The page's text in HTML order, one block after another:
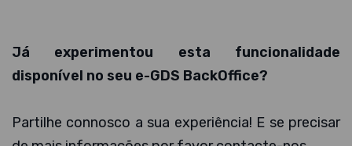
Já experimentou esta funcionalidade
disponível no seu e-GDS BackOffice?
Partilhe connosco a sua experiência! E se precisar